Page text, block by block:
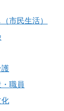
市民生活）
護
職員
化